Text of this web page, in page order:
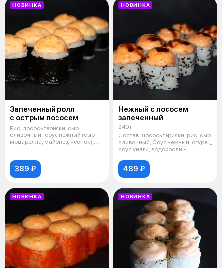
НОВИНКА
Запеченный ролл
с острым лососем
Рис, лосось терияки, сыр
сливочный , соус нежный (сыр
моцарелла, майонез, чеснок),
389 ₽
НОВИНКА
Нежный с лососем
запеченный
240 г
Состав: Лосось терияки, рис, сыр
сливочный, Соус нежный, огурец,
соус унаги, водоросли н
489 ₽
НОВИНКА НОВИНКА